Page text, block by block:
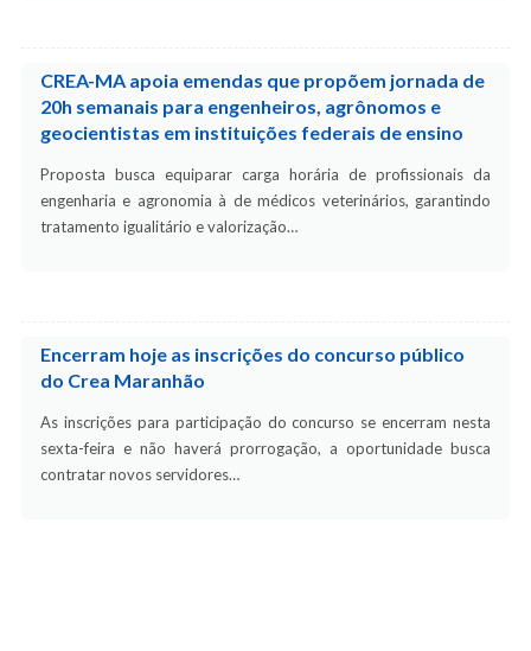
CREA-MA apoia emendas que propõem jornada de
20h semanais para engenheiros, agrônomos e
geocientistas em instituições federais de ensino
Proposta busca equiparar carga horária de profissionais da
engenharia e agronomia à de médicos veterinários, garantindo
tratamento igualitário e valorização…
Encerram hoje as inscrições do concurso público
do Crea Maranhão
As inscrições para participação do concurso se encerram nesta
sexta-feira e não haverá prorrogação, a oportunidade busca
contratar novos servidores…